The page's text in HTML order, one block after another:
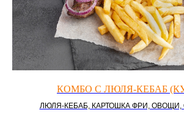
КОМБО С ЛЮЛЯ-КЕБАБ
ЛЮЛЯ-КЕБАБ, КАРТОШКА ФРИ, ОВОЩИ,